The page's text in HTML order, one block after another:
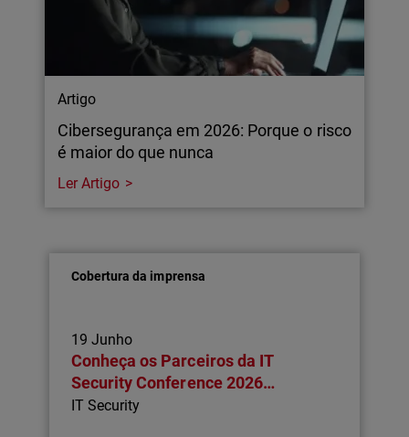
Artigo
Cibersegurança em 2026: Porque o risco
é maior do que nunca
Ler Artigo
Cobertura da imprensa
19 Junho
Conheça os Parceiros da IT
Security Conference 2026…
IT Security